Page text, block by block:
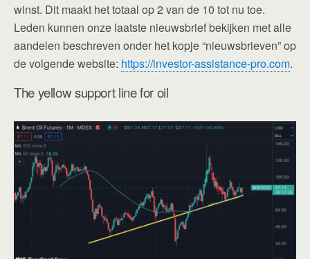
winst. Dit maakt het totaal op 2 van de 10 tot nu toe.
Leden kunnen onze laatste nieuwsbrief bekijken met alle
aandelen beschreven onder het kopje “nieuwsbrieven” op
de volgende website: https://investor-assistance-pro.com.
The yellow support line for oil